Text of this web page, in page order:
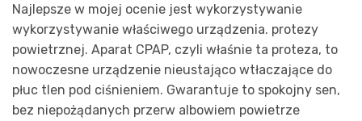
Najlepsze w mojej ocenie jest wykorzystywanie
wykorzystywanie właściwego urządzenia. protezy
powietrznej. Aparat CPAP, czyli właśnie ta proteza, to
nowoczesne urządzenie nieustająco wtłaczające do
płuc tlen pod ciśnieniem. Gwarantuje to spokojny sen,
bez niepożądanych przerw albowiem powietrze